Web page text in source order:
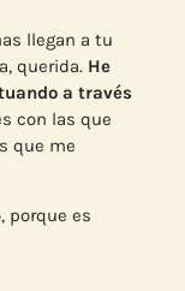
llegan a tu
querida.He
a través
con las que
que me
porque es